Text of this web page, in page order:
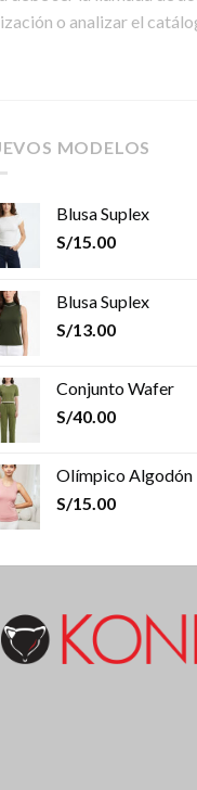
o analizar el
MODELOS
Blusa Suplex
S/15.00
Blusa Suplex
S/13.00
Conjunto Wafer
S/40.00
Olímpico Algodón
S/15.00